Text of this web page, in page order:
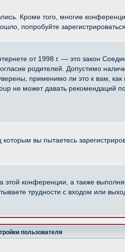
Кроме того, многие
попробуйте зарегистрироваться
от 1998 г. — это закон
родителей. Допустимо
применимо ли это к вам,
не может давать рекомендаций
вы пытаетесь
конференции, а также
трудности с входом или
пользователя